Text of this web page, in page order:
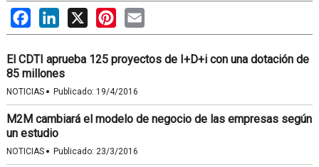
FacebookLinkedIn
X PinterestEmail
El CDTI aprueba 125 proyectos de I+D+i con una dotación de
85 millones
NOTICIAS · Publicado: 19/4/2016
M2M cambiará el modelo de negocio de las empresas según
un estudio
NOTICIAS · Publicado: 23/3/2016